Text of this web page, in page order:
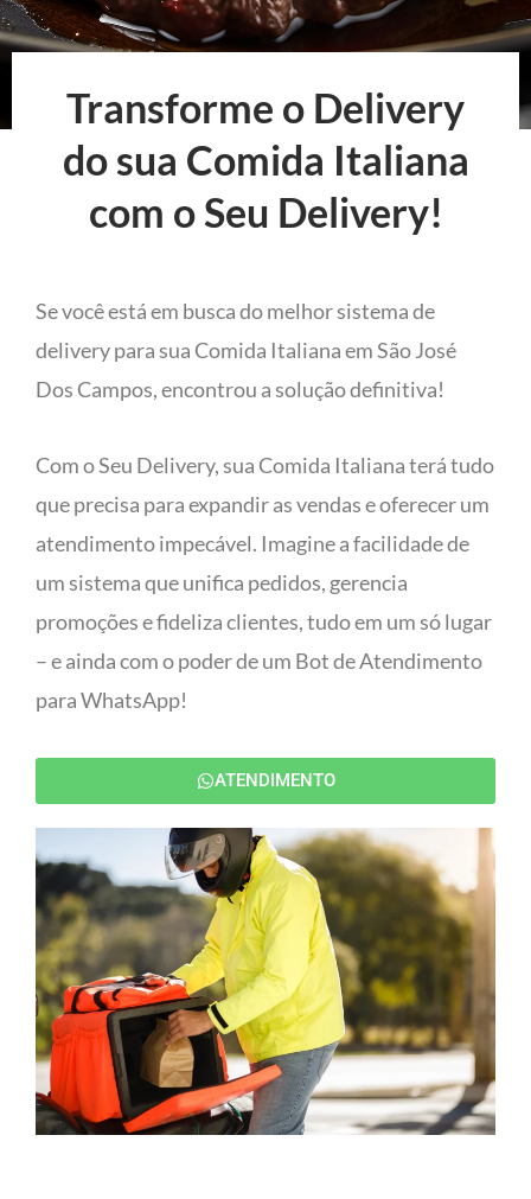
Transforme o Delivery
do sua Comida Italiana
com o Seu Delivery!
Se você está em busca do melhor sistema de
delivery para sua Comida Italiana em São José
Dos Campos, encontrou a solução definitiva!
Com o Seu Delivery, sua Comida Italiana terá tudo
que precisa para expandir as vendas e oferecer um
atendimento impecável. Imagine a facilidade de
um sistema que unifica pedidos, gerencia
promoções e fideliza clientes, tudo em um só lugar
– e ainda com o poder de um Bot de Atendimento
para WhatsApp!
ATENDIMENTO